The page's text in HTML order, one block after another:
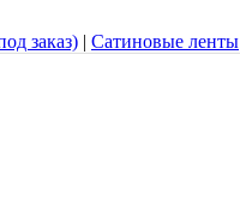
заказ) | Сатиновые ленты